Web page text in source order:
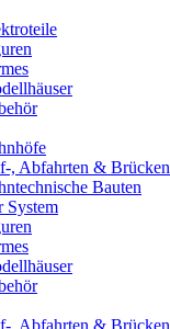
, Abfahrten & Brücken
Bauten
System
, Abfahrten & Brücken